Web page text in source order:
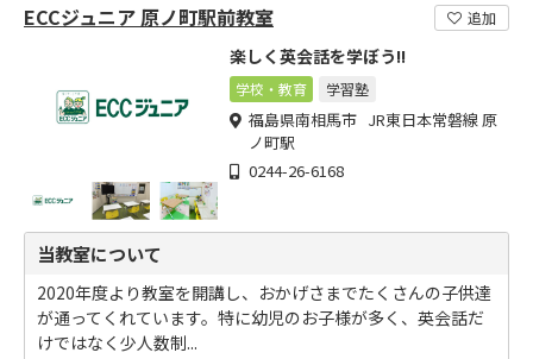
ECCジュニア 原ノ町駅前教室 追加
楽しく英会話を学ぼう!!
学校・教育 学習塾
福島県南相馬市 JR東日本常磐線 原
ノ町駅
0244-26-6168
当教室について
2020年度より教室を開講し、おかげさまでたくさんの子供達
が通ってくれています。特に幼児のお子様が多く、英会話だ
けではなく少人数制...